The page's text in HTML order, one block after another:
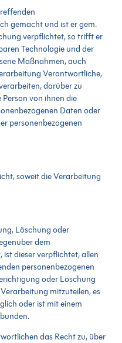
gemacht und ist er gem.
verpflichtet, so trifft er
Technologie und der
Maßnahmen, auch
Verantwortliche,
darüber zu
von ihnen die
Daten oder
personenbezogenen
soweit die Verarbeitung
Löschung oder
dem
dieser verpflichtet, allen
personenbezogenen
oder Löschung
mitzuteilen, es
oder ist mit einem
das Recht zu, über